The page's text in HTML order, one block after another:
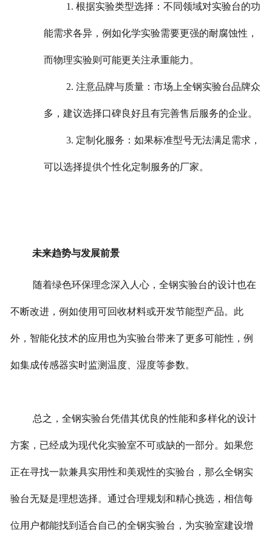
1. 根据实验类型选择：不同领域对实验台的功
能需求各异，例如化学实验需要更强的耐腐蚀性，
而物理实验则可能更关注承重能力。
2. 注意品牌与质量：市场上全钢实验台品牌众
多，建议选择口碑良好且有完善售后服务的企业。
3. 定制化服务：如果标准型号无法满足需求，
可以选择提供个性化定制服务的厂家。
未来趋势与发展前景
随着绿色环保理念深入人心，全钢实验台的设计也在
不断改进，例如使用可回收材料或开发节能型产品。此
外，智能化技术的应用也为实验台带来了更多可能性，例
如集成传感器实时监测温度、湿度等参数。
总之，全钢实验台凭借其优良的性能和多样化的设计
方案，已经成为现代化实验室不可或缺的一部分。如果您
正在寻找一款兼具实用性和美观性的实验台，那么全钢实
验台无疑是理想选择。 通过合理规划和精心挑选，相信每
位用户都能找到适合自己的全钢实验台，为实验室建设增